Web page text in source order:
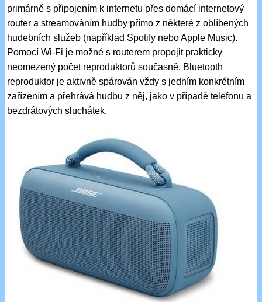
primárně s připojením k internetu přes domácí internetový
router a streamováním hudby přímo z některé z oblíbených
hudebních služeb (například Spotify nebo Apple Music).
Pomocí Wi-Fi je možné s routerem propojit prakticky
neomezený počet reproduktorů současně. Bluetooth
reproduktor je aktivně spárován vždy s jedním konkrétním
zařízením a přehrává hudbu z něj, jako v případě telefonu a
bezdrátových sluchátek.